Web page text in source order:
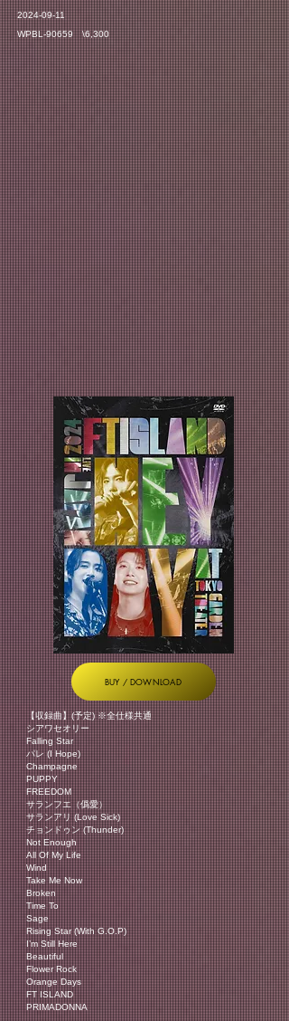
2024-09-11
WPBL-90659 \6,300
BUY / DOWNLOAD
【収録曲】(予定) ※全仕様共通
シアワセオリー
Falling Star
パレ (I Hope)
Champagne
PUPPY
FREEDOM
サランフエ（僞愛）
サランアリ (Love Sick)
チョンドゥン (Thunder)
Not Enough
All Of My Life
Wind
Take Me Now
Broken
Time To
Sage
Rising Star (With G.O.P)
I’m Still Here
Beautiful
Flower Rock
Orange Days
FT ISLAND
PRIMADONNA